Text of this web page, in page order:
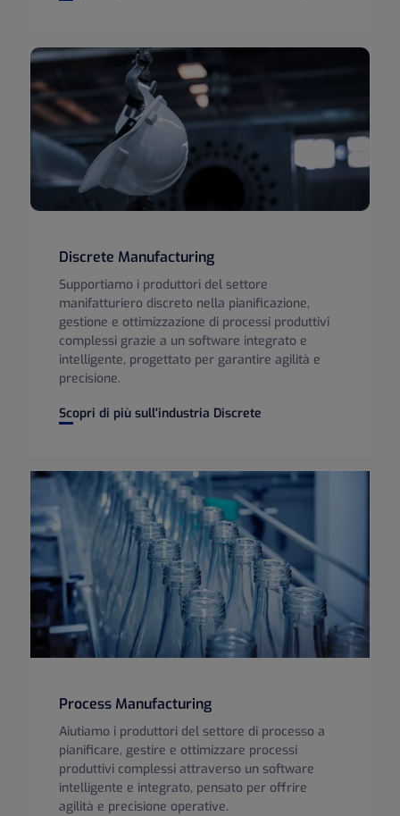
Discrete Manufacturing
Supportiamo i produttori del settore
manifatturiero discreto nella pianificazione,
gestione e ottimizzazione di processi produttivi
complessi grazie a un software integrato e
intelligente, progettato per garantire agilità e
precisione.
Scopri di più sull'industria Discrete
Discrete Manufacturing
Process Manufacturing
Aiutiamo i produttori del settore di processo a
pianificare, gestire e ottimizzare processi
produttivi complessi attraverso un software
intelligente e integrato, pensato per offrire
agilità e precisione operative.